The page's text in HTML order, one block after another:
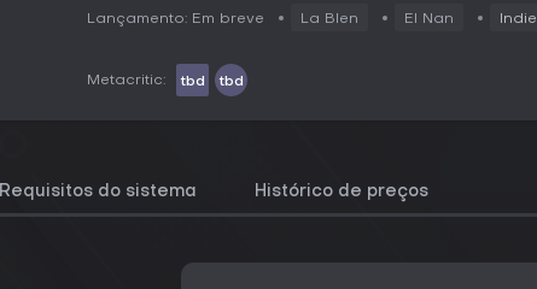
Lançamento: Em breve La Blen El Nan Indie
Metacritic: tbd tbd
Requisitos do sistema Histórico de preços